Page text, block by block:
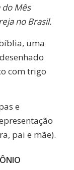
Mês
no Brasil.
uma
com trigo
e
pai e mãe).